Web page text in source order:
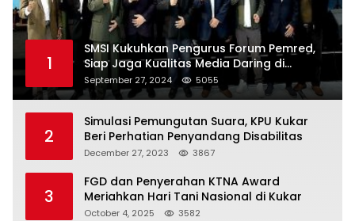
1
SMSI Kukuhkan Pengurus Forum Pemred,
Siap Jaga Kualitas Media Daring di
Indonesia
September 27, 2024 5055
2
Simulasi Pemungutan Suara, KPU Kukar
Beri Perhatian Penyandang Disabilitas
December 27, 2023 3867
3
FGD dan Penyerahan KTNA Award
Meriahkan Hari Tani Nasional di Kukar
October 4, 2025 3582